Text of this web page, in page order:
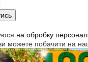
на обробку
ви можете побачити на